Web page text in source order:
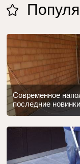
Современное
последние